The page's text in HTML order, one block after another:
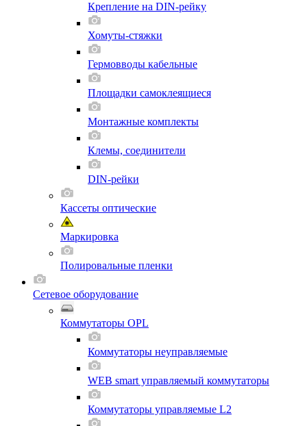
Крепление на DIN-рейку
Хомуты-стяжки
Гермовводы кабельные
Площадки самоклеящиеся
Монтажные комплекты
Клемы, соединители
DIN-рейки
Кассеты оптические
Маркировка
Полировальные пленки
Сетевое оборудование
Коммутаторы OPL
Коммутаторы неуправляемые
WEB smart управляемый коммутаторы
Коммутаторы управляемые L2